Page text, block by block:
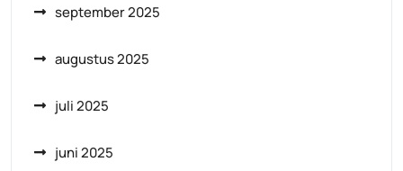
september 2025
augustus 2025
juli 2025
juni 2025